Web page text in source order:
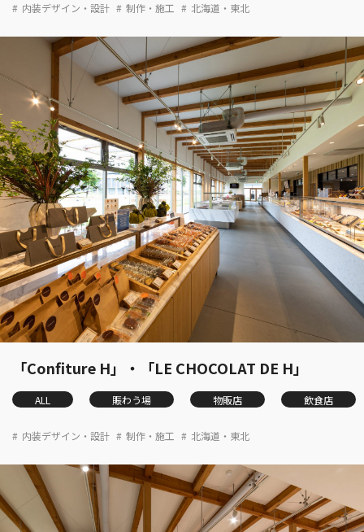
内装デザイン・設計 制作・施工 北海道・東北
「Confiture H」・「LE CHOCOLAT DE H」
ALL 賑わう場 物販店 飲食店
内装デザイン・設計 制作・施工 北海道・東北